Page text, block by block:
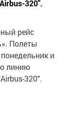
320".
рейс
Полеты
и
линию
320".